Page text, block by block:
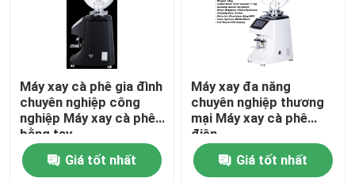
Máy xay cà phê gia đình
chuyên nghiệp công
nghiệp Máy xay cà phê
bằng tay
Giá tốt nhất
Máy xay đa năng
chuyên nghiệp thương
mại Máy xay cà phê
điện
Giá tốt nhất